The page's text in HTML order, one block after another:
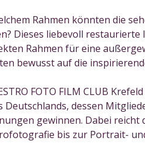
Rahmen könnten die
Dieses liebevoll
Rahmen für eine
bewusst auf die
FOTO FILM CLUB
Deutschlands, dessen
gewinnen. Dabei
bis zur Portrait-